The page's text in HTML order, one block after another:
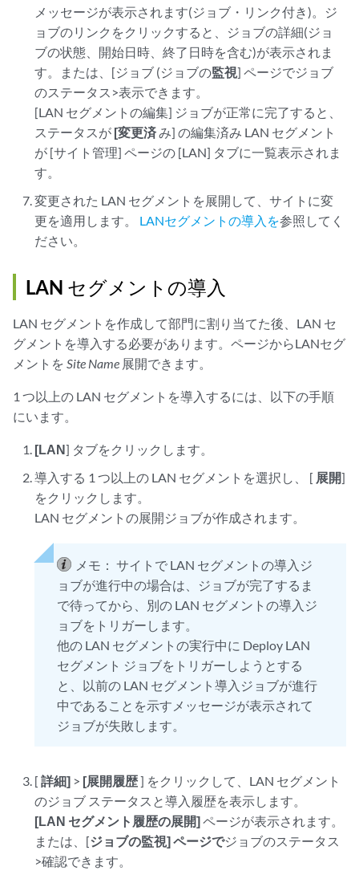
メッセージが表示されます(ジョブ・リンク付き)。ジ
ョブのリンクをクリックすると、ジョブの詳細(ジョ
ブの状態、開始日時、終了日時を含む)が表示されま
す。または、[ジョブ (ジョブの監視] ページでジョブ
のステータス>表示できます。
[LAN セグメントの編集] ジョブが正常に完了すると、
ステータスが [変更済み] の編集済み LAN セグメント
が [サイト管理] ページの [LAN] タブに一覧表示されま
す。
変更された LAN セグメントを展開して、サイトに変
更を適用します。 LANセグメントの導入を参照してく
ださい。
LAN セグメントの導入
LAN セグメントを作成して部門に割り当てた後、LAN セ
グメントを導入する必要があります。ページからLANセグ
メントを Site Name 展開できます。
1 つ以上の LAN セグメントを導入するには、以下の手順
にいます。
[LAN] タブをクリックします。
導入する 1 つ以上の LAN セグメントを選択し、 [ 展開]
をクリックします。
LAN セグメントの展開ジョブが作成されます。
メモ： サイトで LAN セグメントの導入ジ
ョブが進行中の場合は、ジョブが完了するま
で待ってから、別の LAN セグメントの導入ジ
ョブをトリガーします。
他の LAN セグメントの実行中に Deploy LAN
セグメント ジョブをトリガーしようとする
と、以前の LAN セグメント導入ジョブが進行
中であることを示すメッセージが表示されて
ジョブが失敗します。
[詳細] > [展開履歴] をクリックして、LAN セグメント
のジョブ ステータスと導入履歴を表示します。
[LAN セグメント履歴の展開]ページが表示されます。
または、[ジョブの監視] ページでジョブのステータス
>確認できます。